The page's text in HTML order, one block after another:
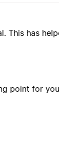
This has
point for